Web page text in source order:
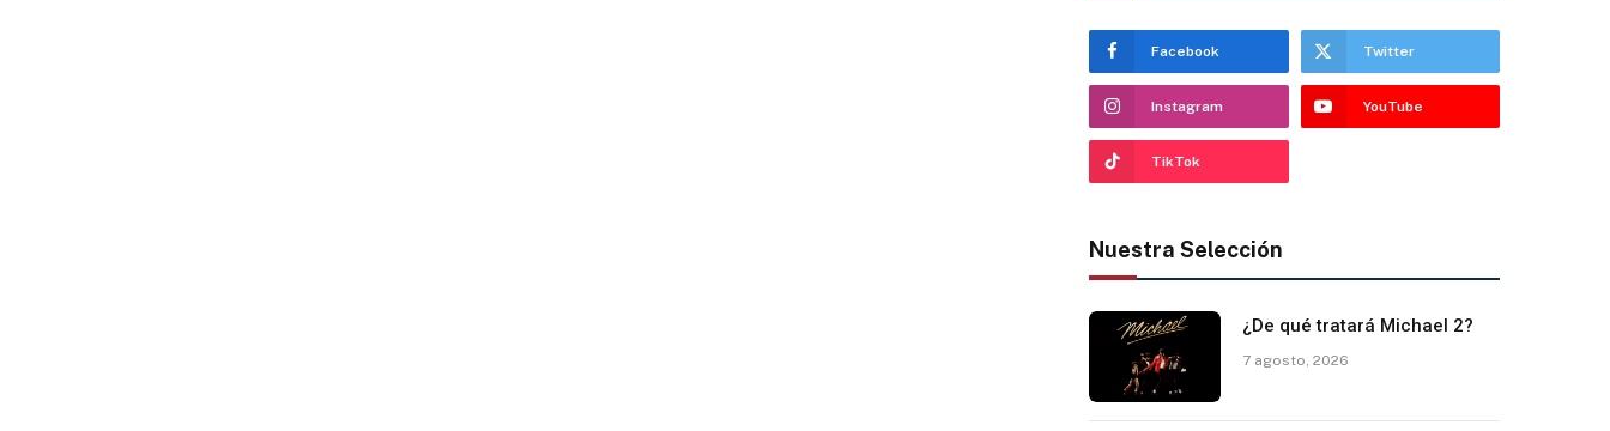
Facebook Twitter
Instagram YouTube
TikTok
Nuestra Selección
¿De qué tratará Michael 2?
7 agosto, 2026